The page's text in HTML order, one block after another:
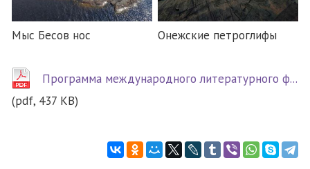
Мыс Бесов нос Онежские петроглифы
Программа международного литературного ф...
(pdf, 437 KB)